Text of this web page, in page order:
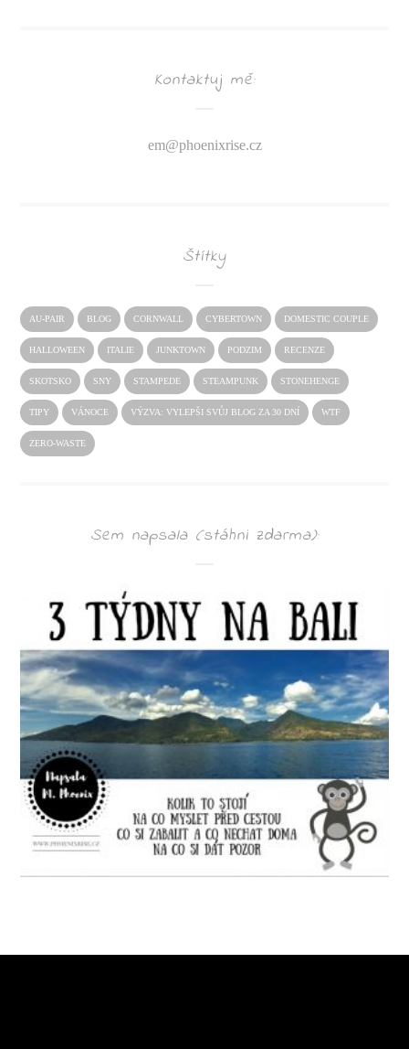
Kontaktuj mě:
em@phoenixrise.cz
Štítky
AU-PAIR BLOG CORNWALL CYBERTOWN DOMESTIC COUPLE
HALLOWEEN ITALIE JUNKTOWN PODZIM RECENZE
SKOTSKO SNY STAMPEDE STEAMPUNK STONEHENGE
TIPY VÁNOCE VÝZVA: VYLEPŠI SVŮJ BLOG ZA 30 DNÍ WTF
ZERO-WASTE
Sem napsala (stáhni zdarma):